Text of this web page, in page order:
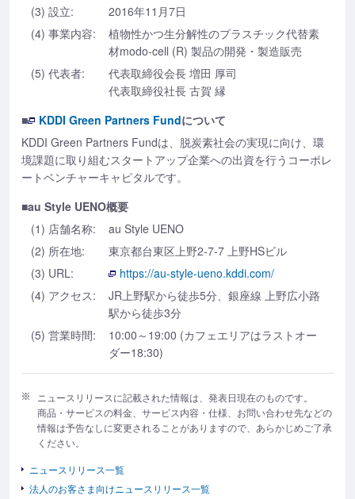
(3) 設立:
2016年11月7日
(4) 事業内容:
植物性かつ生分解性のプラスチック代替素
材modo-cell (R) 製品の開発・製造販売
(5) 代表者:
代表取締役会長 増田 厚司
代表取締役社長 古賀 縁
■
KDDI Green Partners Fundについて
KDDI Green Partners Fundは、脱炭素社会の実現に向け、環
境課題に取り組むスタートアップ企業への出資を行うコーポレ
ートベンチャーキャピタルです。
■au Style UENO概要
(1) 店舗名称:
au Style UENO
(2) 所在地:
東京都台東区上野2-7-7 上野HSビル
(3) URL:
https://au-style-ueno.kddi.com/
(4) アクセス:
JR上野駅から徒歩5分、銀座線 上野広小路
駅から徒歩3分
(5) 営業時間:
10:00～19:00 (カフェエリアはラストオー
ダー18:30)
ニュースリリースに記載された情報は、発表日現在のものです。
商品・サービスの料金、サービス内容・仕様、お問い合わせ先などの
情報は予告なしに変更されることがありますので、あらかじめご了承
ください。
ニュースリリース一覧
法人のお客さま向けニュースリリース一覧